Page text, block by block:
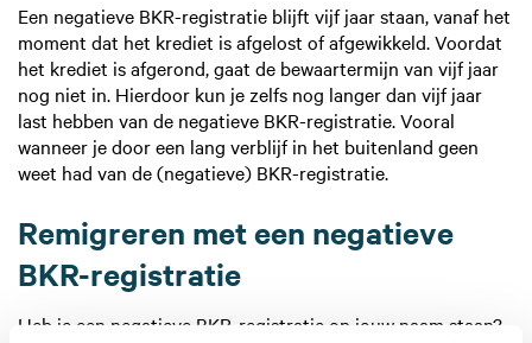
Een negatieve BKR-registratie blijft vijf jaar staan, vanaf het
moment dat het krediet is afgelost of afgewikkeld. Voordat
het krediet is afgerond, gaat de bewaartermijn van vijf jaar
nog niet in. Hierdoor kun je zelfs nog langer dan vijf jaar
last hebben van de negatieve BKR-registratie. Vooral
wanneer je door een lang verblijf in het buitenland geen
weet had van de (negatieve) BKR-registratie.
Remigreren met een negatieve
BKR-registratie
Heb je een negatieve BKR-registratie op jouw naam staan?